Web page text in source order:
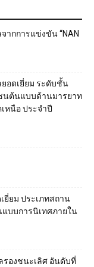
กการแข่งขัน “NAN
อดเยี่ยม ระดับชั้น
นต้นแบบด้านมารยาท
หนือ ประจำปี
ยี่ยม ประเภทสถาน
บบการนิเทศภายใน
รองชนะเลิศ อันดับที่